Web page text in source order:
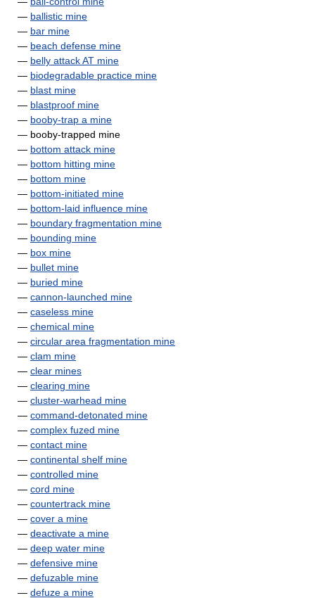
— ballistic mine
— bar mine
— beach defense mine
— belly attack AT mine
— biodegradable practice mine
— blast mine
— blastproof mine
— booby-trap a mine
— booby-trapped mine
— bottom attack mine
— bottom hitting mine
— bottom mine
— bottom-initiated mine
— bottom-laid influence mine
— boundary fragmentation mine
— bounding mine
— box mine
— bullet mine
— buried mine
— cannon-launched mine
— caseless mine
— chemical mine
— circular area fragmentation mine
— clam mine
— clear mines
— clearing mine
— cluster-warhead mine
— command-detonated mine
— complex fuzed mine
— contact mine
— continental shelf mine
— controlled mine
— cord mine
— countertrack mine
— cover a mine
— deactivate a mine
— deep water mine
— defensive mine
— defuzable mine
— defuze a mine